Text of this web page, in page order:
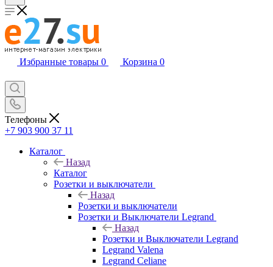
Избранные товары 0 Корзина 0
Телефоны
+7 903 900 37 11
Каталог
Назад
Каталог
Розетки и выключатели
Назад
Розетки и выключатели
Розетки и Выключатели Legrand
Назад
Розетки и Выключатели Legrand
Legrand Valena
Legrand Celiane